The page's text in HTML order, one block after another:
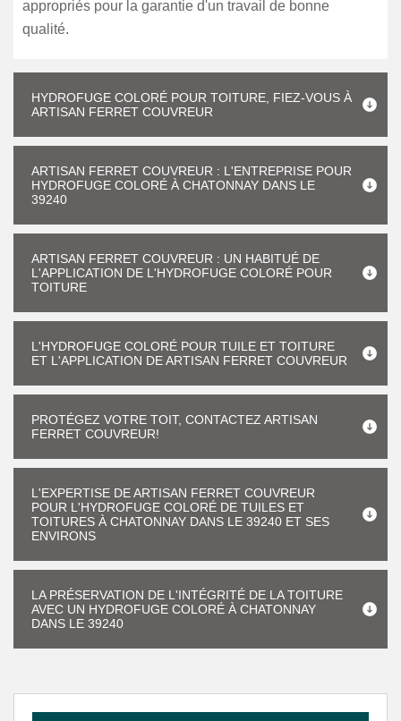
appropriés pour la garantie d'un travail de bonne
qualité.
HYDROFUGE COLORÉ POUR TOITURE, FIEZ-VOUS À
ARTISAN FERRET COUVREUR
ARTISAN FERRET COUVREUR : L'ENTREPRISE POUR
HYDROFUGE COLORÉ À CHATONNAY DANS LE
39240
ARTISAN FERRET COUVREUR : UN HABITUÉ DE
L'APPLICATION DE L'HYDROFUGE COLORÉ POUR
TOITURE
L'HYDROFUGE COLORÉ POUR TUILE ET TOITURE
ET L'APPLICATION DE ARTISAN FERRET COUVREUR
PROTÉGEZ VOTRE TOIT, CONTACTEZ ARTISAN
FERRET COUVREUR!
L'EXPERTISE DE ARTISAN FERRET COUVREUR
POUR L'HYDROFUGE COLORÉ DE TUILES ET
TOITURES À CHATONNAY DANS LE 39240 ET SES
ENVIRONS
LA PRÉSERVATION DE L'INTÉGRITÉ DE LA TOITURE
AVEC UN HYDROFUGE COLORÉ À CHATONNAY
DANS LE 39240